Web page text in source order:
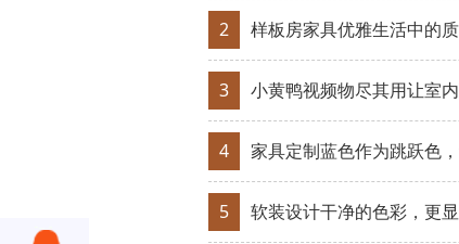
2 样板房家具优雅生活中的
3 小黄鸭视频​物尽其用让室
4 家具定制蓝色作为跳跃色
5 软装设计干净的色彩，更